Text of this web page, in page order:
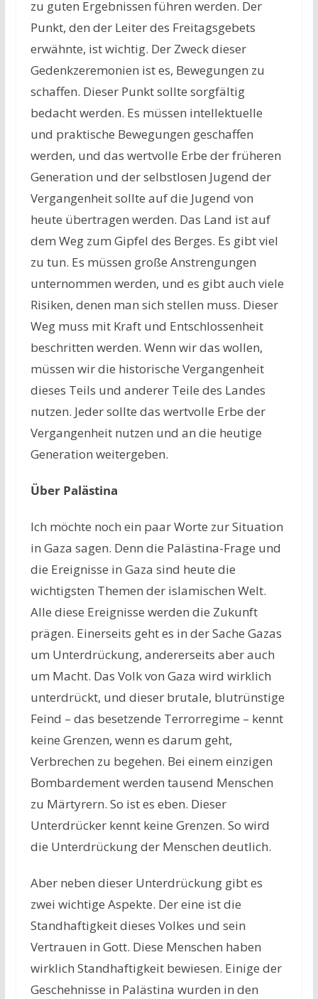
zu guten Ergebnissen führen werden. Der
Punkt, den der Leiter des Freitagsgebets
erwähnte, ist wichtig. Der Zweck dieser
Gedenkzeremonien ist es, Bewegungen zu
schaffen. Dieser Punkt sollte sorgfältig
bedacht werden. Es müssen intellektuelle
und praktische Bewegungen geschaffen
werden, und das wertvolle Erbe der früheren
Generation und der selbstlosen Jugend der
Vergangenheit sollte auf die Jugend von
heute übertragen werden. Das Land ist auf
dem Weg zum Gipfel des Berges. Es gibt viel
zu tun. Es müssen große Anstrengungen
unternommen werden, und es gibt auch viele
Risiken, denen man sich stellen muss. Dieser
Weg muss mit Kraft und Entschlossenheit
beschritten werden. Wenn wir das wollen,
müssen wir die historische Vergangenheit
dieses Teils und anderer Teile des Landes
nutzen. Jeder sollte das wertvolle Erbe der
Vergangenheit nutzen und an die heutige
Generation weitergeben.
Über Palästina
Ich möchte noch ein paar Worte zur Situation
in Gaza sagen. Denn die Palästina-Frage und
die Ereignisse in Gaza sind heute die
wichtigsten Themen der islamischen Welt.
Alle diese Ereignisse werden die Zukunft
prägen. Einerseits geht es in der Sache Gazas
um Unterdrückung, andererseits aber auch
um Macht. Das Volk von Gaza wird wirklich
unterdrückt, und dieser brutale, blutrünstige
Feind – das besetzende Terrorregime – kennt
keine Grenzen, wenn es darum geht,
Verbrechen zu begehen. Bei einem einzigen
Bombardement werden tausend Menschen
zu Märtyrern. So ist es eben. Dieser
Unterdrücker kennt keine Grenzen. So wird
die Unterdrückung der Menschen deutlich.
Aber neben dieser Unterdrückung gibt es
zwei wichtige Aspekte. Der eine ist die
Standhaftigkeit dieses Volkes und sein
Vertrauen in Gott. Diese Menschen haben
wirklich Standhaftigkeit bewiesen. Einige der
Geschehnisse in Palästina wurden in den